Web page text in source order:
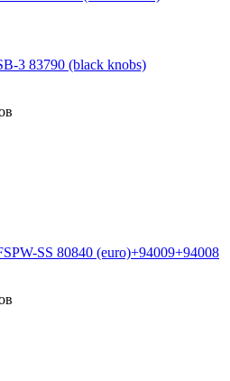
3 83790 (black knobs)
SS 80840 (euro)+94009+94008